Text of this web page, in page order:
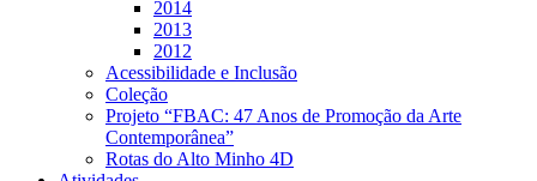
2014
2013
2012
Acessibilidade e Inclusão
Coleção
Projeto “FBAC: 47 Anos de Promoção da Arte
Contemporânea”
Rotas do Alto Minho 4D